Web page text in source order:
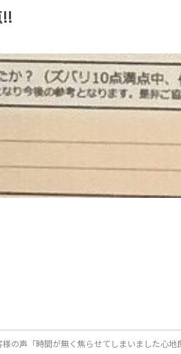
様の声「時間が無く焦らせてしまいました心